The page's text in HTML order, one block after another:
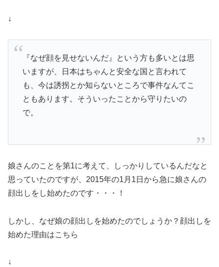
↓
『なぜ顔を見せないんだ』という方も多いとは思
いますが、日本はちゃんと安全な国と言われて
も、今は誘拐とか知らないところで事件なんてこ
ともあります。そういったことから守りたいの
で。
娘さんのことを第1に考えて、しっかりしているんだなと
思っていたのですが、2015年の1月1日から急に娘さんの
顔出し をし始めたのです・・・！
しかし、なぜ娘の顔出しを始めたのでしょうか？ 顔出しを
始めた理由はこちら
↓